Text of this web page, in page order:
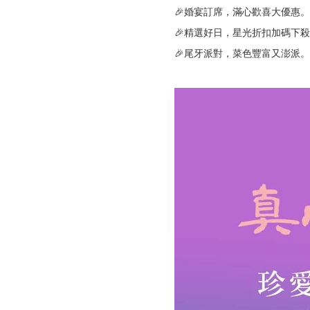
🎉婚宴訂席，滿心歡喜大優惠。
🎉精選好日，星光折扣加碼下
🎉尾牙派對，菜色豐富又澎派。